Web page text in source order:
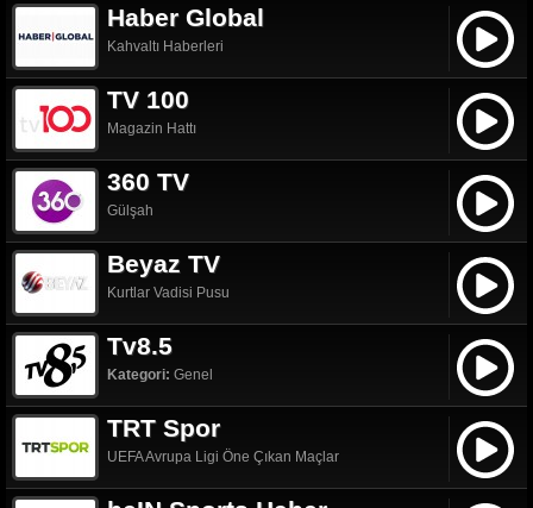
Haber Global
Kahvaltı Haberleri
TV 100
Magazin Hattı
360 TV
Gülşah
Beyaz TV
Kurtlar Vadisi Pusu
Tv8.5
Kategori: Genel
TRT Spor
UEFA Avrupa Ligi Öne Çıkan Maçlar